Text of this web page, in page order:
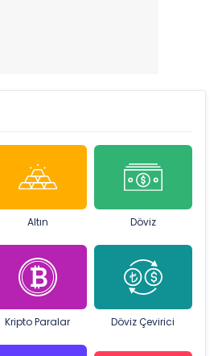
Altın Döviz
Kripto Paralar Döviz Çevirici